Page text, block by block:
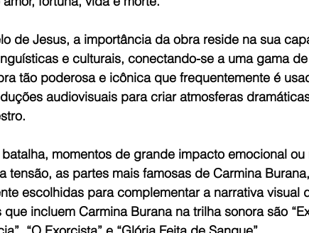
de Jesus, a importância da obra reside na sua
e culturais, conectando-se a uma gama
tão poderosa e icônica que frequentemente é
audiovisuais para criar atmosferas
momentos de grande impacto emocional ou
tensão, as partes mais famosas de Carmina
escolhidas para complementar a narrativa visual
incluem Carmina Burana na trilha sonora são